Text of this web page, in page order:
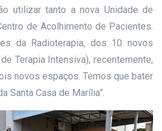
utilizar tanto a nova Unidade de
de Acolhimento de Pacientes.
da Radioterapia, dos 10 novos
Terapia Intensiva), recentemente,
novos espaços. Temos que bater
Santa Casa de Marília”.